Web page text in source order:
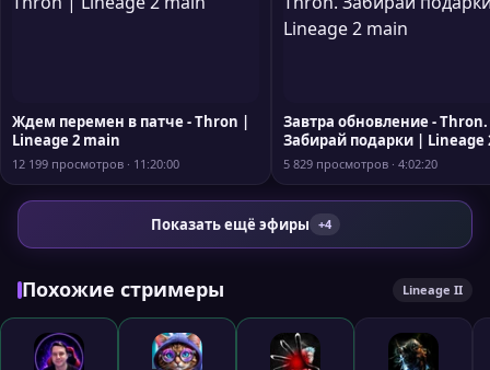
Ждем перемен в патче - Thron |
Lineage 2 main
12 199 просмотров · 11:20:00
Завтра обновление - Thron.
Забирай подарки | Lineage 2
main
5 829 просмотров · 4:02:20
Показать ещё эфиры +4
Похожие стримеры Lineage II